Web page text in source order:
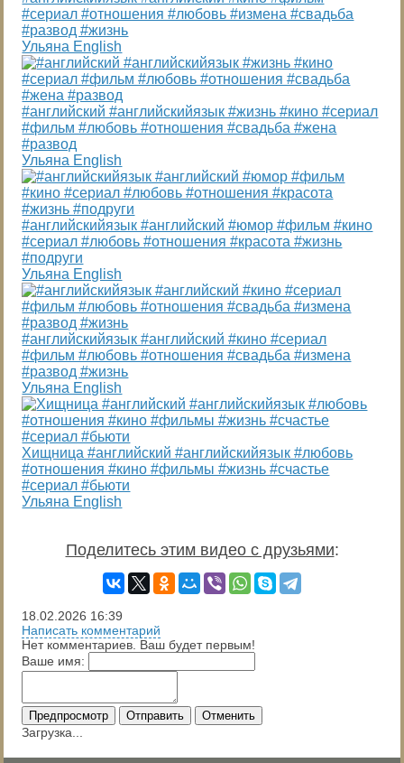
#сериал #отношения #любовь #измена #свадьба
#развод #жизнь
Ульяна English
#английский #английскийязык #жизнь #кино #сериал
#фильм #любовь #отношения #свадьба #жена
#развод
Ульяна English
#английскийязык #английский #юмор #фильм #кино
#сериал #любовь #отношения #красота #жизнь
#подруги
Ульяна English
#английскийязык #английский #кино #сериал
#фильм #любовь #отношения #свадьба #измена
#развод #жизнь
Ульяна English
Хищница #английский #английскийязык #любовь
#отношения #кино #фильмы #жизнь #счастье
#сериал #бьюти
Ульяна English
Поделитесь этим видео с друзьями:
18.02.2026 16:39
Написать комментарий
Нет комментариев. Ваш будет первым!
Ваше имя:
Предпросмотр Отправить Отменить
Загрузка...